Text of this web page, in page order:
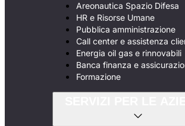
Areonautica Spazio Difesa
HR e Risorse Umane
Pubblica amministrazione
Call center e assistenza
Energia oil gas e rinnovabili
Banca finanza e
Formazione